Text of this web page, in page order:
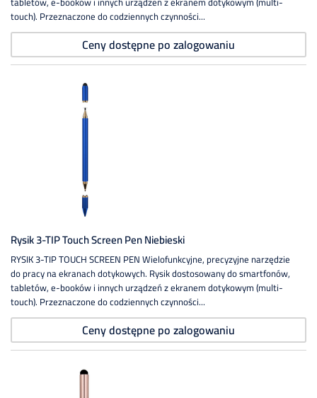
touch). Przeznaczone do codziennych czynności...
Ceny dostępne po zalogowaniu
Rysik 3-TIP Touch Screen Pen Niebieski
RYSIK 3-TIP TOUCH SCREEN PEN Wielofunkcyjne, precyzyjne narzędzie
do pracy na ekranach dotykowych. Rysik dostosowany do smartfonów,
tabletów, e-booków i innych urządzeń z ekranem dotykowym (multi-
touch). Przeznaczone do codziennych czynności...
Ceny dostępne po zalogowaniu